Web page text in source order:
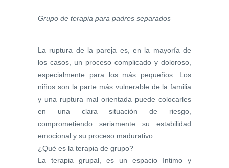
Grupo de terapia para padres separados
La ruptura de la pareja es, en la mayoría de
los casos, un proceso complicado y doloroso,
especialmente para los más pequeños. Los
niños son la parte más vulnerable de la familia
y una ruptura mal orientada puede colocarles
en una clara situación de riesgo,
comprometiendo seriamente su estabilidad
emocional y su proceso madurativo.
¿Qué es la terapia de grupo?
La terapia grupal, es un espacio íntimo y